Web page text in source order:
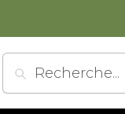
Recherche